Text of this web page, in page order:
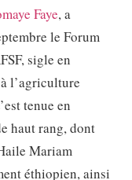
Faye, a
le Forum
sigle en
l’agriculture
tenue en
haut rang, dont
Mariam
éthiopien, ainsi